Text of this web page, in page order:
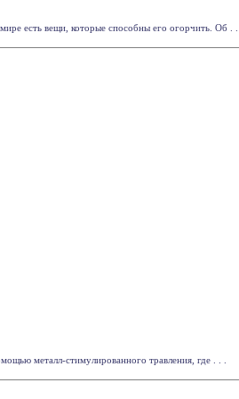
есть вещи, которые способны его огорчить. Об . . .
металл-стимулированного травления, где . . .